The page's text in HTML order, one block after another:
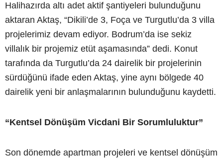
Halihazırda altı adet aktif şantiyeleri bulunduğunu
aktaran Aktaş, “Dikili’de 3, Foça ve Turgutlu’da 3 villa
projelerimiz devam ediyor. Bodrum’da ise sekiz
villalık bir projemiz etüt aşamasında” dedi. Konut
tarafında da Turgutlu’da 24 dairelik bir projelerinin
sürdüğünü ifade eden Aktaş, yine aynı bölgede 40
dairelik yeni bir anlaşmalarının bulunduğunu kaydetti.
“Kentsel Dönüşüm Vicdani Bir Sorumluluktur”
Son dönemde apartman projeleri ve kentsel dönüşüm